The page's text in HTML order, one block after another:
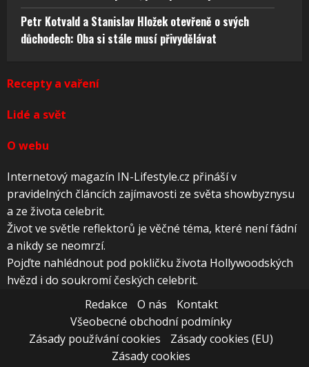
Petr Kotvald a Stanislav Hložek otevřeně o svých
důchodech: Oba si stále musí přivydělávat
Recepty a vaření
Lidé a svět
O webu
Internetový magazín IN-Lifestyle.cz přináší v
pravidelných článcích zajímavosti ze světa showbyznysu
a ze života celebrit.
Život ve světle reflektorů je věčné téma, které není fádní
a nikdy se neomrzí.
Pojďte nahlédnout pod pokličku života Hollywoodských
hvězd i do soukromí českých celebrit.
Redakce
O nás
Kontakt
Všeobecné obchodní podmínky
Zásady používání cookies
Zásady cookies (EU)
Zásady cookies